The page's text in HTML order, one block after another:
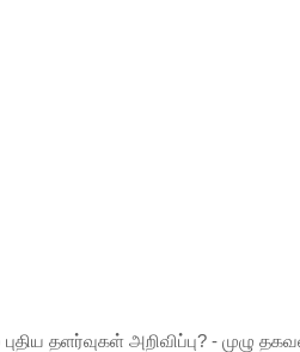
தளர்வுகள் அறிவிப்பு? - முழு